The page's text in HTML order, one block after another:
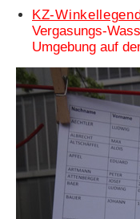
KZ-
Vergasungs-
Umgebung auf